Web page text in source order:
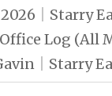
2026｜Starry
Log (All
｜Starry